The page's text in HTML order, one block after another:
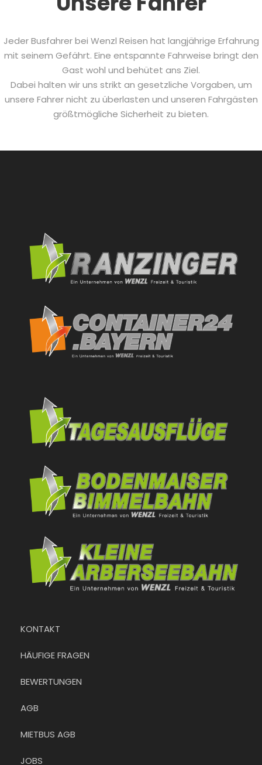
Jeder Busfahrer bei Wenzl Reisen hat langjährige Erfahrung
mit seinem Gefährt. Eine entspannte Fahrweise bringt den
Gast wohl und behütet ans Ziel.
Dabei halten wir uns strikt an gesetzliche Vorgaben, um
unsere Fahrer nicht zu überlasten und unseren Fahrgästen
größtmögliche Sicherheit zu bieten.
KONTAKT
HÄUFIGE FRAGEN
BEWERTUNGEN
AGB
MIETBUS AGB
JOBS